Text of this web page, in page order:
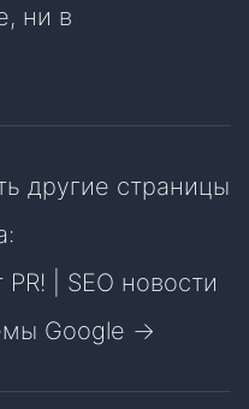
ни в
другие страницы
SEO новости
Google →